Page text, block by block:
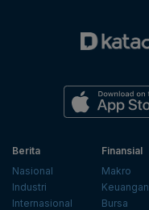
Berita
Nasional
Industri
Internasional
Finansial
Makro
Keuangan
Bursa